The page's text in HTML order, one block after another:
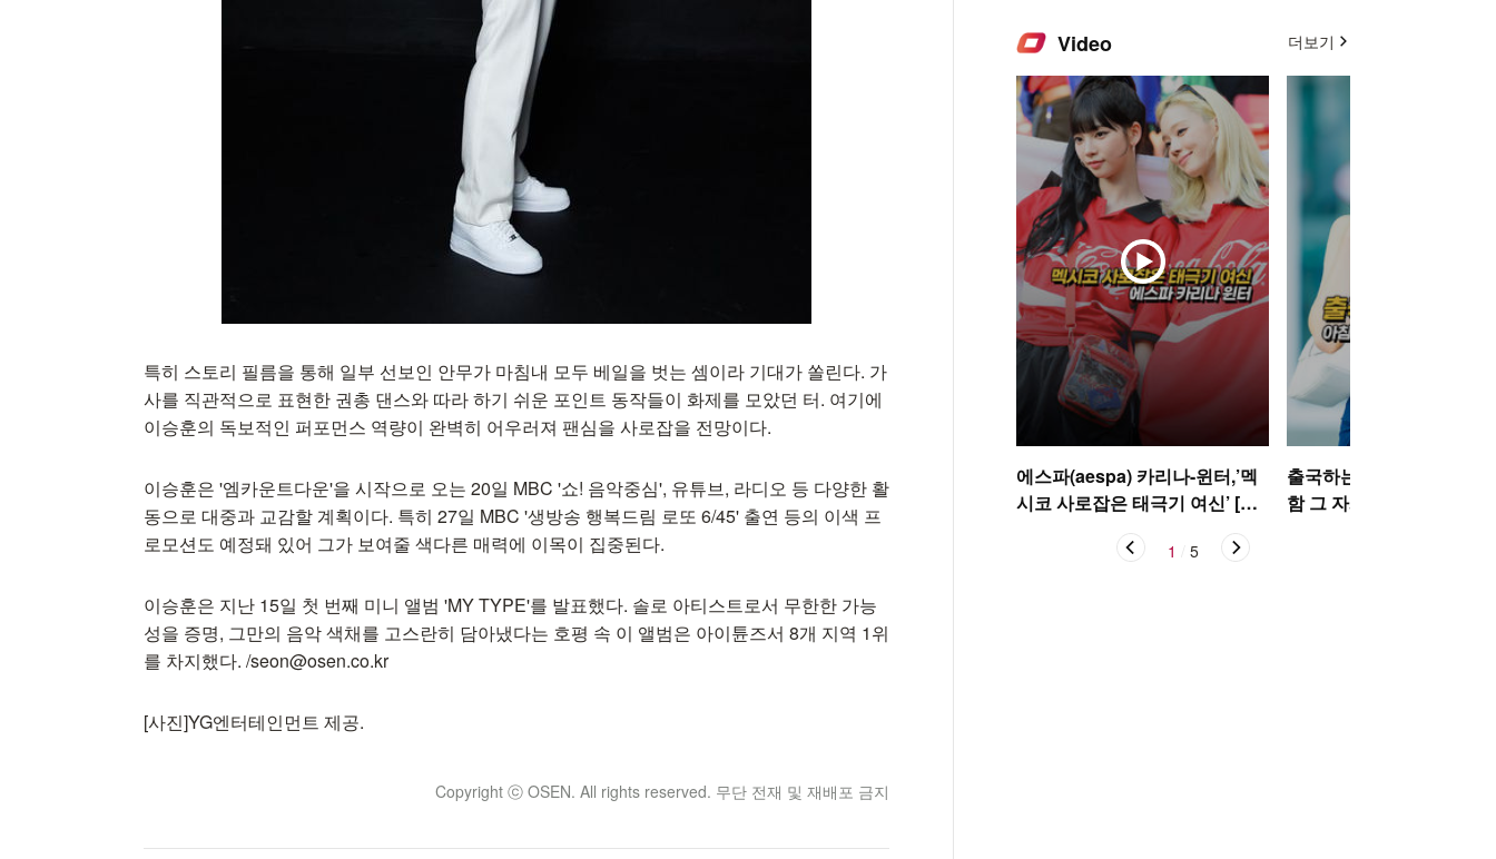
특히 스토리 필름을 통해 일부 선보인 안무가 마침내 모두 베일을 벗는 셈이라 기대가 쏠린다. 가
사를 직관적으로 표현한 권총 댄스와 따라 하기 쉬운 포인트 동작들이 화제를 모았던 터. 여기에
이승훈의 독보적인 퍼포먼스 역량이 완벽히 어우러져 팬심을 사로잡을 전망이다.
이승훈은 '엠카운트다운'을 시작으로 오는 20일 MBC '쇼! 음악중심', 유튜브, 라디오 등 다양한 활
동으로 대중과 교감할 계획이다. 특히 27일 MBC '생방송 행복드림 로또 6/45' 출연 등의 이색 프
로모션도 예정돼 있어 그가 보여줄 색다른 매력에 이목이 집중된다.
이승훈은 지난 15일 첫 번째 미니 앨범 'MY TYPE'를 발표했다. 솔로 아티스트로서 무한한 가능
성을 증명, 그만의 음악 색채를 고스란히 담아냈다는 호평 속 이 앨범은 아이튠즈서 8개 지역 1위
를 차지했다. /seon@osen.co.kr
[사진]YG엔터테인먼트 제공.
Copyright ⓒ OSEN. All rights reserved. 무단 전재 및 재배포 금지
Video 더보기
에스파(aespa) 카리나-윈터,’멕
시코 사로잡은 태극기 여신’ [O!
출국하는 박규영, 아침부
함 그 자체~ [O! STAR 숏
1 5